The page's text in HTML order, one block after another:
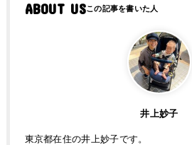
ABOUT US
井上妙子
東京都在住の井上妙子です。